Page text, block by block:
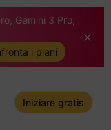
Gemini 3 Pro,
i piani
Iniziare gratis